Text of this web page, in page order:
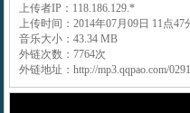
上传者IP：118.186.129.*
上传时间：2014年07月09日 11点47
音乐大小：43.34 MB
外链次数：7764次
外链地址：http://mp3.qqpao.com/